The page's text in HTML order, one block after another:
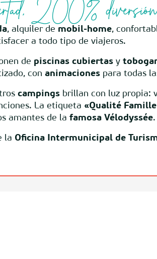
200% diversión
, alquiler de mobil-home,
a todo tipo de viajeros.
de piscinas cubiertas y
con animaciones para todas
campings brillan con luz propia:
La etiqueta «Qualité Famille
amantes de la famosa Vélodyssée
la Oficina Intermunicipal de